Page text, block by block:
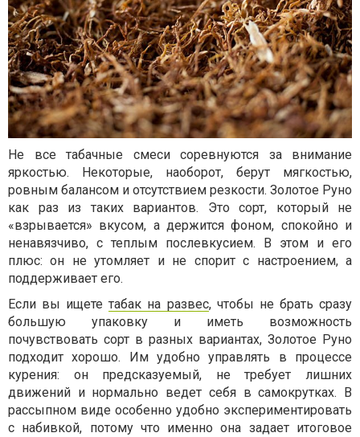
Не все табачные смеси соревнуются за внимание
яркостью. Некоторые, наоборот, берут мягкостью,
ровным балансом и отсутствием резкости. Золотое Руно
как раз из таких вариантов. Это сорт, который не
«взрывается» вкусом, а держится фоном, спокойно и
ненавязчиво, с теплым послевкусием. В этом и его
плюс: он не утомляет и не спорит с настроением, а
поддерживает его.
Если вы ищететабак на развес, чтобы не брать сразу
большую упаковку и иметь возможность
почувствовать сорт в разных вариантах, Золотое Руно
подходит хорошо. Им удобно управлять в процессе
курения: он предсказуемый, не требует лишних
движений и нормально ведет себя в самокрутках. В
рассыпном виде особенно удобно экспериментировать
с набивкой, потому что именно она задает итоговое